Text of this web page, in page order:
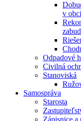
v
Odpadové
Civilná
Stanoviská
Samospráva
Starosta
Zápisnice a